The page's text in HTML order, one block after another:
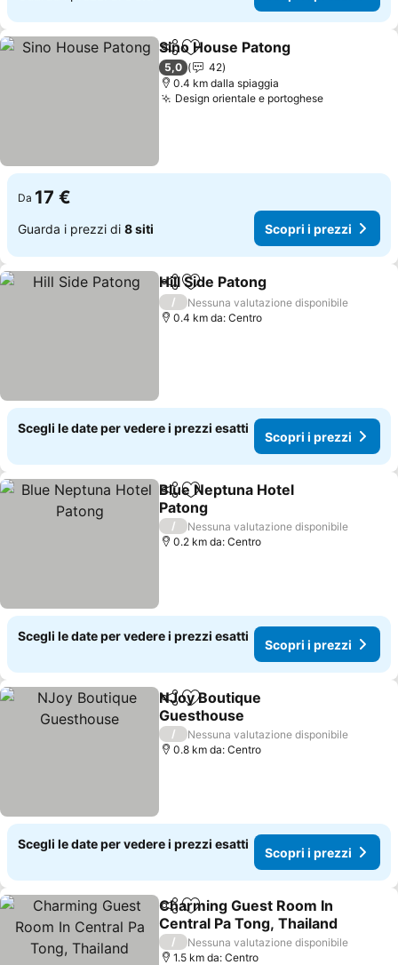
CondividiAggiungi ai preferiti
Sino House Patong
5,0
42
0.4 km dalla spiaggia
Design orientale e portogheseScopri i
Da 17 €
Guarda i prezzi di 8 siti Scopri i prezzi
CondividiAggiungi ai preferiti
Hill Side Patong
/
Nessuna valutazione disponibile
0.4 km da: Centro
Scegli le date per vedere i prezzi esatti
Scopri i prezzi
CondividiAggiungi ai preferiti
Blue Neptuna Hotel
Patong
Scopri i prezzi
/
Nessuna valutazione disponibile
0.2 km da: Centro
Scegli le date per vedere i prezzi esatti
Scopri i prezzi
CondividiAggiungi ai preferiti
NJoy Boutique
Guesthouse
Scopri i prezzi
/
Nessuna valutazione disponibile
0.8 km da: Centro
Scegli le date per vedere i prezzi esatti
Scopri i prezzi
CondividiAggiungi ai preferiti
Charming Guest Room In
Central Pa Tong, Thailand
Scopri i prezzi
/
Nessuna valutazione disponibile
1.5 km da: Centro